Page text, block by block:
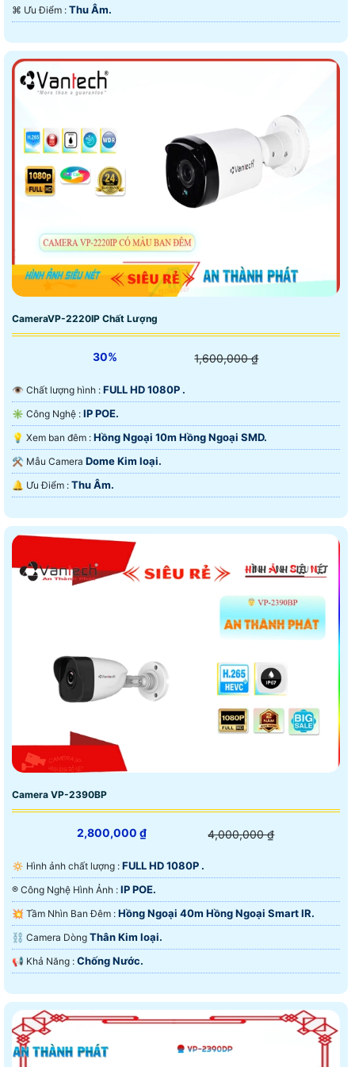
️⌘ Ưu Điểm : Thu Âm.
CameraVP-2220IP Chất Lượng
30% 1,600,000 ₫
👁 Chất lượng hình : FULL HD 1080P .
✳️ Công Nghệ : IP POE.
💡 Xem ban đêm : Hồng Ngoại 10m Hồng Ngoại SMD.
⚒ Mẫu Camera Dome Kim loại.
️🔔 Ưu Điểm : Thu Âm.
Camera VP-2390BP
2,800,000 ₫ 4,000,000 ₫
🔅 Hình ảnh chất lượng : FULL HD 1080P .
®️ Công Nghệ Hình Ảnh : IP POE.
💥 Tầm Nhìn Ban Đêm : Hồng Ngoại 40m Hồng Ngoại Smart IR.
⛓ Camera Dòng Thân Kim loại.
️📢 Khả Năng : Chống Nước.